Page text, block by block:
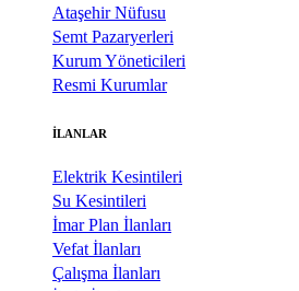
Ataşehir Nüfusu
Semt Pazaryerleri
Kurum Yöneticileri
Resmi Kurumlar
İLANLAR
Elektrik Kesintileri
Su Kesintileri
İmar Plan İlanları
Vefat İlanları
Çalışma İlanları